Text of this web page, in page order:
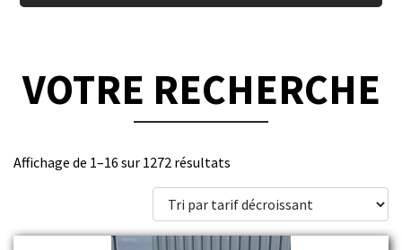
VOTRE RECHERCHE
Affichage de 1–16 sur 1272 résultats
par
prix
décroissant